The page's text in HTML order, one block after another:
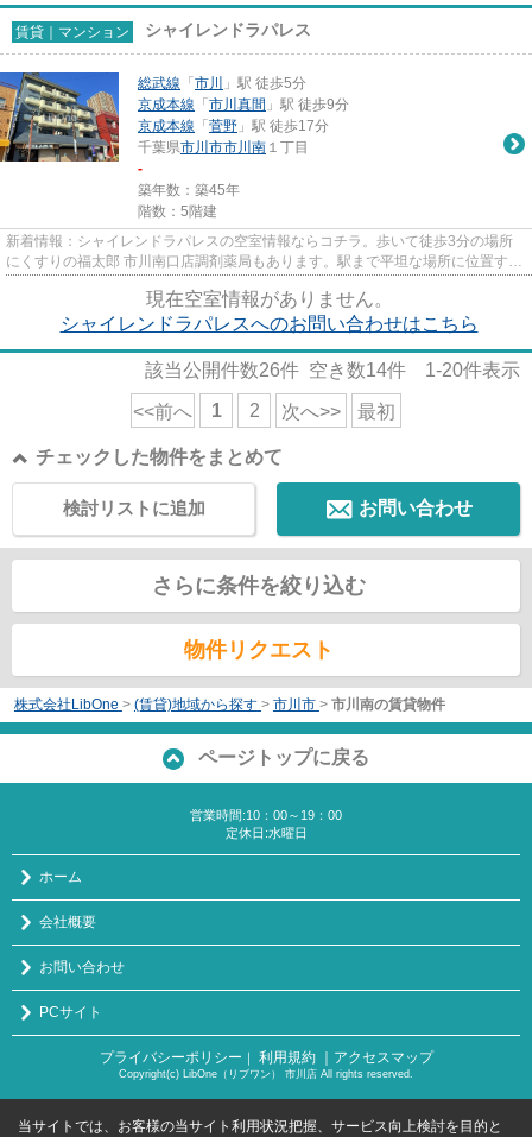
賃貸｜マンション シャイレンドラパレス
総武線 「 市川
」駅 徒歩5分
京成本線 「 市川真間 」駅 徒歩9分
京成本線 「 菅野 」駅 徒歩17分
千葉県市川市市川南 １丁目
-
築年数：築45年
階数：5階建
新着情報：シャイレンドラパレスの空室情報ならコチラ。歩いて徒歩3分の場所
にくすりの福太郎 市川南口店調剤薬局もあります。駅まで平坦な場所に位置する
現在空室情報がありません。
シャイレンドラパレスへのお問い合わせはこちら
該当公開件数26件 空き数14件 1-20件表示
<<前へ 1 2 次へ>> 最初
チェックした物件をまとめて
お問い合わせ
検討リストに追加
さらに条件を絞り込む
物件リクエスト
株式会社LibOne > (賃貸)地域から探す > 市川市 > 市川南の賃貸物件
ページトップに戻る
営業時間:10：00～19：00
定休日:水曜日
ホーム
会社概要
お問い合わせ
PCサイト
プライバシーポリシー ｜ 利用規約 ｜アクセスマップ
Copyright(c) LibOne（リブワン） 市川店 All rights reserved.
当サイトでは、お客様の当サイト利用状況把握、サービス向上検討を目的と